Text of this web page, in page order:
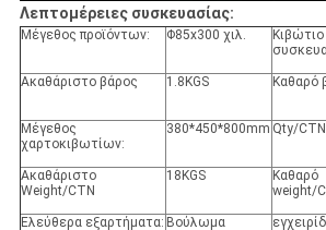
Λεπτομέρειες συσκευασίας:
Μέγεθος προϊόντων: Φ85x300 χιλ.
Κιβώτιο
Ακαθάριστο βάρος 1.8KGS Καθαρό
Μέγεθος
χαρτοκιβωτίων:
380*450*800mm Qty/
Ακαθάριστο
Weight/CTN
18KGS
Καθαρό
weight/
Ελεύθερα εξαρτήματα: Βούλωμα